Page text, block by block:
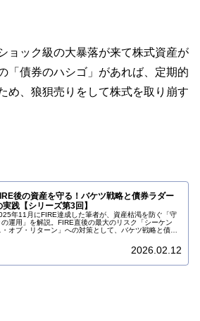
ョック級の大暴落が来て株式資産が
「債券のハシゴ」があれば、定期的
め、狼狽売りをして株式を取り崩す
後の資産を守る！バケツ戦略と債券ラダー
実践【シリーズ第3回】
年11月にFIRE達成した筆者が、資産枯渇を防ぐ「守
の運用」を解説。FIRE直後の最大のリスク「シーケン
・オブ・リターン」への対策として、バケツ戦略と債券
ら導き出した、暴落に動じない出口戦略です。2026.02.12